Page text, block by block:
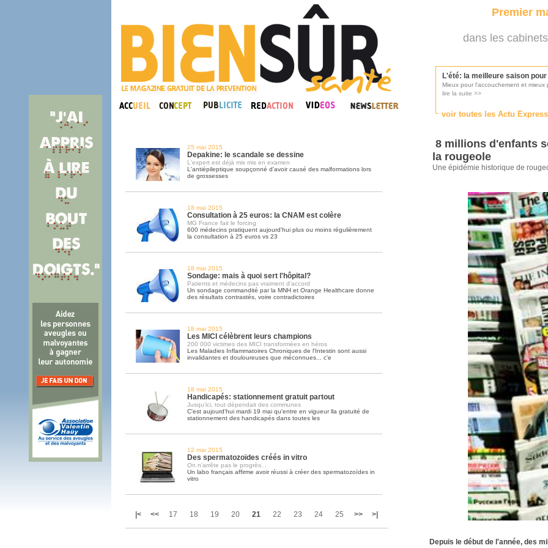
Premier
dans les
voir toutes les Actu
L'été: la meilleure saison
Mieux pour l'accouchement et mieux
lire la suite >>
Consultés par l'Ordre des médecins,
lire la suite >>
La pub au service des praticiens?
lire la suite >>
DMP, l'Arlésienne va devenir
Déploiement prévu au 4ème
lire la suite >>
Soins palliatifs: 40 millions de
La journée mondiale des soins
lire la suite >>
25 mai 2015
Depakine: le scandale se dessine
L'expert est déjà mis mis en examen
L'antiépileptique soupçonné d'avoir causé des malformations lors
de grossesses
18 mai 2015
Consultation à 25 euros: la CNAM est colère
MG France fait le forcing
600 médecins pratiquent aujourd'hui plus ou moins régulièrement
la consultation à 25 euros vs 23
18 mai 2015
Sondage: mais à quoi sert l'hôpital?
Patients et médecins pas vraiment d'accord
Un sondage commandité par la MNH et Orange Healthcare donne
des résultats contrastés, voire contradictoires
18 mai 2015
Les MICI célèbrent leurs champions
200 000 victimes des MICI transformées en héros
Les Maladies Inflammatoires Chroniques de l'Intestin sont aussi
invalidantes et douloureuses que méconnues... c'e
18 mai 2015
Handicapés: stationnement gratuit partout
Jusqu'ici, tout dépendait des communes
C'est aujourd'hui mardi 19 mai qu'entre en vigueur lla gratuité de
stationnement des handicapés dans toutes les
12 mai 2015
Des spermatozoïdes créés in vitro
On n'arrête pas le progrès...
Un labo français affirme avoir réussi à créer des spermatozoïdes in
vitro
|< << 17 18 19 20 21 22 23 24 25 >> >|
8 millions d'enfants
la rougeole
Une épidémie historique de
Depuis le début de l'année, des